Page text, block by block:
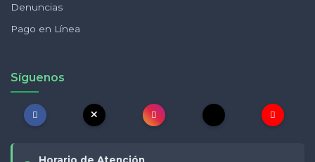
Denuncias
Pago en Línea
Síguenos